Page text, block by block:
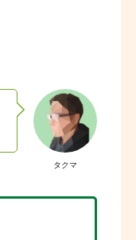
タクマ